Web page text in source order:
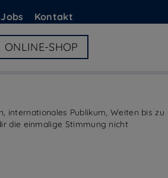
Jobs Kontakt
ONLINE-SHOP
internationales Publikum, Weiten bis zu
die einmalige Stimmung nicht